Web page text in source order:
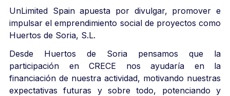
UnLimited Spain apuesta por divulgar, promover e
impulsar el emprendimiento social de proyectos como
Huertos de Soria, S.L.
Desde Huertos de Soria pensamos que la
participación en CRECE nos ayudaría en la
financiación de nuestra actividad, motivando nuestras
expectativas futuras y sobre todo, potenciando y